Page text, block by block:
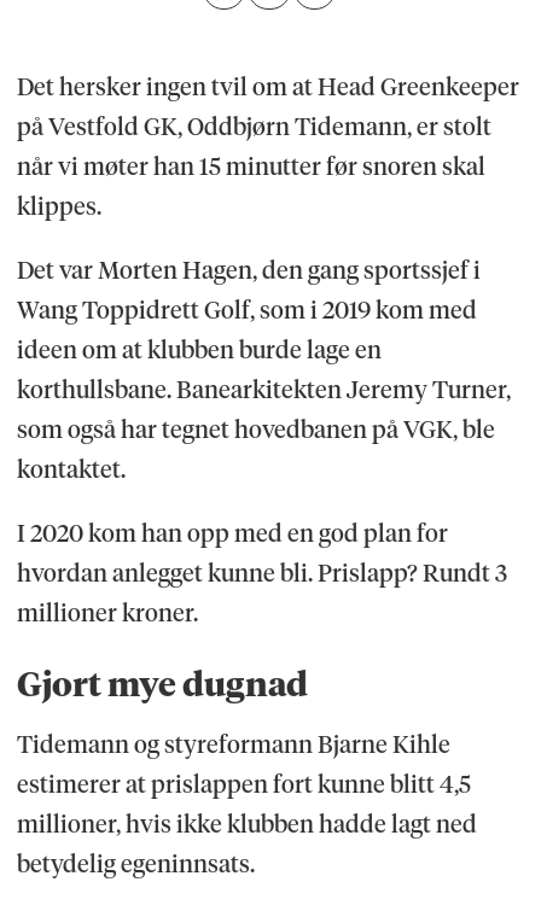
Det hersker ingen tvil om at Head Greenkeeper
på Vestfold GK, Oddbjørn Tidemann, er stolt
når vi møter han 15 minutter før snoren skal
klippes.
Det var Morten Hagen, den gang sportssjef i
Wang Toppidrett Golf, som i 2019 kom med
ideen om at klubben burde lage en
korthullsbane. Banearkitekten Jeremy Turner,
som også har tegnet hovedbanen på VGK, ble
kontaktet.
I 2020 kom han opp med en god plan for
hvordan anlegget kunne bli. Prislapp? Rundt 3
millioner kroner.
Gjort mye dugnad
Tidemann og styreformann Bjarne Kihle
estimerer at prislappen fort kunne blitt 4,5
millioner, hvis ikke klubben hadde lagt ned
betydelig egeninnsats.